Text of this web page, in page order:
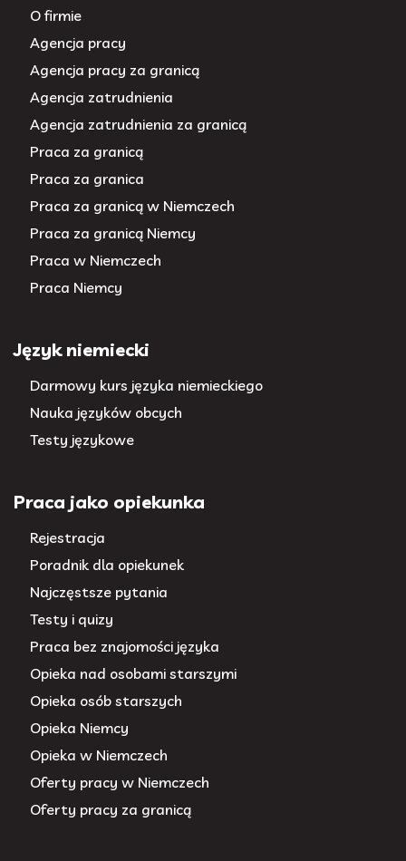
O firmie
Agencja pracy
Agencja pracy za granicą
Agencja zatrudnienia
Agencja zatrudnienia za granicą
Praca za granicą
Praca za granica
Praca za granicą w Niemczech
Praca za granicą Niemcy
Praca w Niemczech
Praca Niemcy
Język niemiecki
Darmowy kurs języka niemieckiego
Nauka języków obcych
Testy językowe
Praca jako opiekunka
Rejestracja
Poradnik dla opiekunek
Najczęstsze pytania
Testy i quizy
Praca bez znajomości języka
Opieka nad osobami starszymi
Opieka osób starszych
Opieka Niemcy
Opieka w Niemczech
Oferty pracy w Niemczech
Oferty pracy za granicą